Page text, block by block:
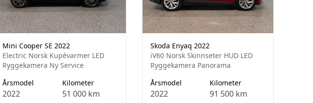
Mini Cooper SE 2022
Electric Norsk Kupèvarmer LED
Ryggekamera Ny Service
Årsmodel
2022
Kilometer
51 000 km
Skoda Enyaq 2022
iV60 Norsk Skinnseter HUD LED
Ryggekamera Panorama
Årsmodel
2022
Kilometer
91 500 km